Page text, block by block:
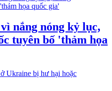
nắng nóng kỷ lục,
tuyên bố 'thảm họa